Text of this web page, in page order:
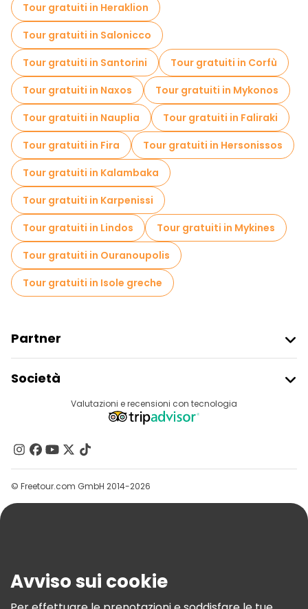
Tour gratuiti in Heraklion
Tour gratuiti in Salonicco
Tour gratuiti in Santorini
Tour gratuiti in Corfù
Tour gratuiti in Naxos
Tour gratuiti in Mykonos
Tour gratuiti in Nauplia
Tour gratuiti in Faliraki
Tour gratuiti in Fira
Tour gratuiti in Hersonissos
Tour gratuiti in Kalambaka
Tour gratuiti in Karpenissi
Tour gratuiti in Lindos
Tour gratuiti in Mykines
Tour gratuiti in Ouranoupolis
Tour gratuiti in Isole greche
Partner
Accesso Del Fornitore
Programma Di Affiliazione
Società
Destinazioni
Contattaci
Gruppi
Aiuto
Termini E Condizioni
Informativa Sui Cookie
Valutazioni e recensioni con tecnologia
© Freetour.com GmbH 2014-2026
Avviso sui cookie